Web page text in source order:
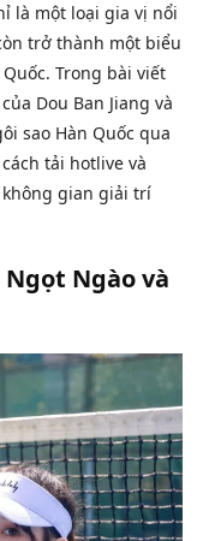
là một loại gia vị nổi
trở thành một biểu
Trong bài viết
Dou Ban Jiang và
sao Hàn Quốc qua
tải hotlive và
gian giải trí
Ngọt Ngào và